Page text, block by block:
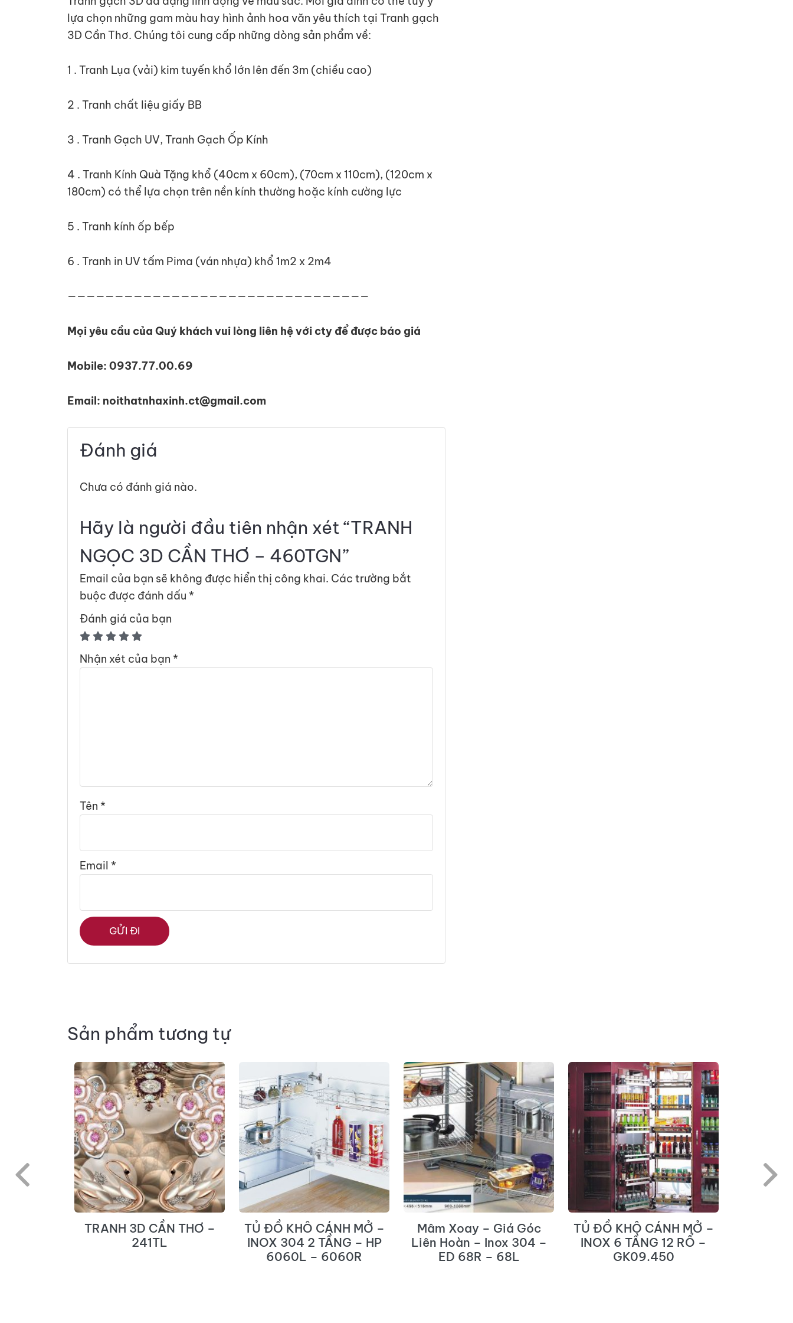
lựa chọn những gam màu hay hình ảnh hoa văn yêu thích tại Tranh gạch
3D Cần Thơ. Chúng tôi cung cấp những dòng sản phẩm về:
1 . Tranh Lụa (vải) kim tuyến khổ lớn lên đến 3m (chiều cao)
2 . Tranh chất liệu giấy BB
3 . Tranh Gạch UV, Tranh Gạch Ốp Kính
4 . Tranh Kính Quà Tặng khổ (40cm x 60cm), (70cm x 110cm), (120cm x
180cm) có thể lựa chọn trên nền kính thường hoặc kính cường lực
5 . Tranh kính ốp bếp
6 . Tranh in UV tấm Pima (ván nhựa) khổ 1m2 x 2m4
————————————————————————————————
Mọi yêu cầu của Quý khách vui lòng liên hệ với cty để được báo giá
Mobile: 0937.77.00.69
Email: noithatnhaxinh.ct@gmail.com
Đánh giá
Chưa có đánh giá nào.
Hãy là người đầu tiên nhận xét “TRANH
NGỌC 3D CẦN THƠ – 460TGN”
Email của bạn sẽ không được hiển thị công khai. Các trường bắt
buộc được đánh dấu *
Đánh giá của bạn
Nhận xét của bạn *
Tên *
Email *
Sản phẩm tương tự
TRANH 3D CẦN THƠ –
241TL
TỦ ĐỒ KHÔ CÁNH MỞ –
INOX 304 2 TẦNG – HP
6060L – 6060R
Mâm Xoay – Giá Góc
Liên Hoàn – Inox 304 –
ED 68R – 68L
TỦ ĐỒ KHÔ CÁNH MỞ –
INOX 6 TẦNG 12 RỔ –
GK09.450